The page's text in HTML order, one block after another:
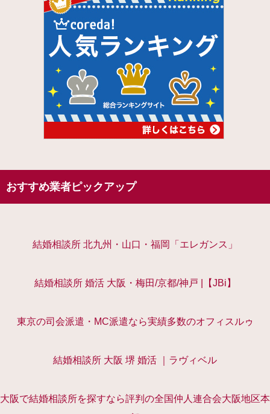
おすすめ業者ピックアップ
結婚相談所 北九州・山口・福岡「エレガンス」
結婚相談所 婚活 大阪・梅田/京都/神戸 |【JBi】
東京の司会派遣・MC派遣なら実績多数のオフィスルゥ
結婚相談所 大阪 堺 婚活 ｜ラヴィベル
大阪で結婚相談所を探すなら評判の全国仲人連合会大阪地区本